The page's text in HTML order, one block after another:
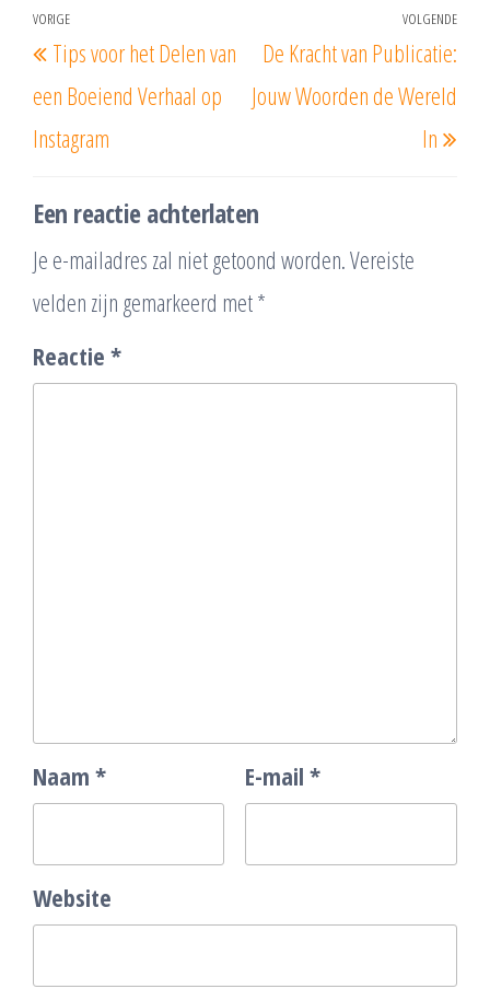
Berichtnavigatie
Vorig
bericht
VORIGE
Tips voor het Delen van
een Boeiend Verhaal op
Instagram
VOLGENDE
De Kracht van Publicatie:
Jouw Woorden de Wereld
In
Een reactie achterlaten
Je e-mailadres zal niet getoond worden.Vereiste
velden zijn gemarkeerd met*
Reactie *
Naam * E-mail *
Website